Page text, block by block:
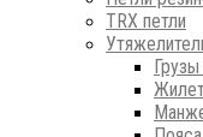
ТRХ петли